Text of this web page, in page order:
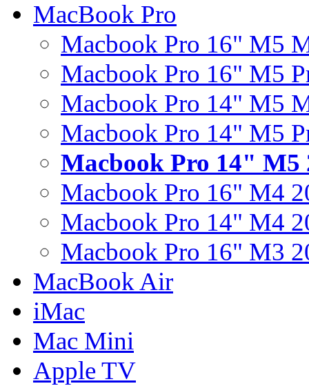
MacBook Pro
Macbook Pro 16" M5
Macbook Pro 16" M5
Macbook Pro 14" M5
Macbook Pro 14" M5
Macbook Pro 14" M5
Macbook Pro 16" M4
Macbook Pro 14" M4
Macbook Pro 16" M3
MacBook Air
iMac
Mac Mini
Apple TV